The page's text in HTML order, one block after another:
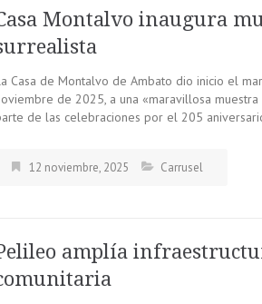
Montalvo inaugura
Casa de Montalvo de Ambato dio inicio el
de 2025, a una «maravillosa muestra
de las celebraciones por el 205
12 noviembre, 2025 Carrusel
amplía